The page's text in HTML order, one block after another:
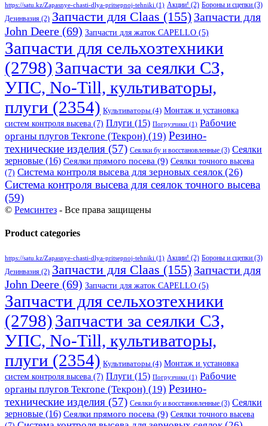
https://satu.kz/Zapasnye-chasti-dlya-pritsepnoj-tehniki (1) Акции! (2) Бороны и сцепки (3)
Дезинвазия (2) Запчасти для Claas (155) Запчасти для
John Deere (69) Запчасти для жаток CAPELLO (5)
Запчасти для сельхозтехники
(2798)Запчасти за сеялки СЗ,
УПС, No-Till, культиваторы,
плуги (2354) Культиваторы (4) Монтаж и установка
систем контроля высева (7) Плуги (15) Погрузчики (1) Рабочие
органы плугов Текrоne (Текрон) (19) Резино-
технические изделия (57) Сеялки бу и восстановленные (3) Сеялки
зерновые (16) Сеялки прямого посева (9) Сеялки точного высева
(7) Система контроля высева для зерновых сеялок(26)
Система контроля высева для сеялок точного высева
(59)
© Ремсинтез - Все права защищены
Product categories
https://satu.kz/Zapasnye-chasti-dlya-pritsepnoj-tehniki (1) Акции! (2) Бороны и сцепки (3)
Дезинвазия (2) Запчасти для Claas (155) Запчасти для
John Deere (69) Запчасти для жаток CAPELLO (5)
Запчасти для сельхозтехники
(2798)Запчасти за сеялки СЗ,
УПС, No-Till, культиваторы,
плуги (2354) Культиваторы (4) Монтаж и установка
систем контроля высева (7) Плуги (15) Погрузчики (1) Рабочие
органы плугов Текrоne (Текрон) (19) Резино-
технические изделия (57) Сеялки бу и восстановленные (3) Сеялки
зерновые (16) Сеялки прямого посева (9) Сеялки точного высева